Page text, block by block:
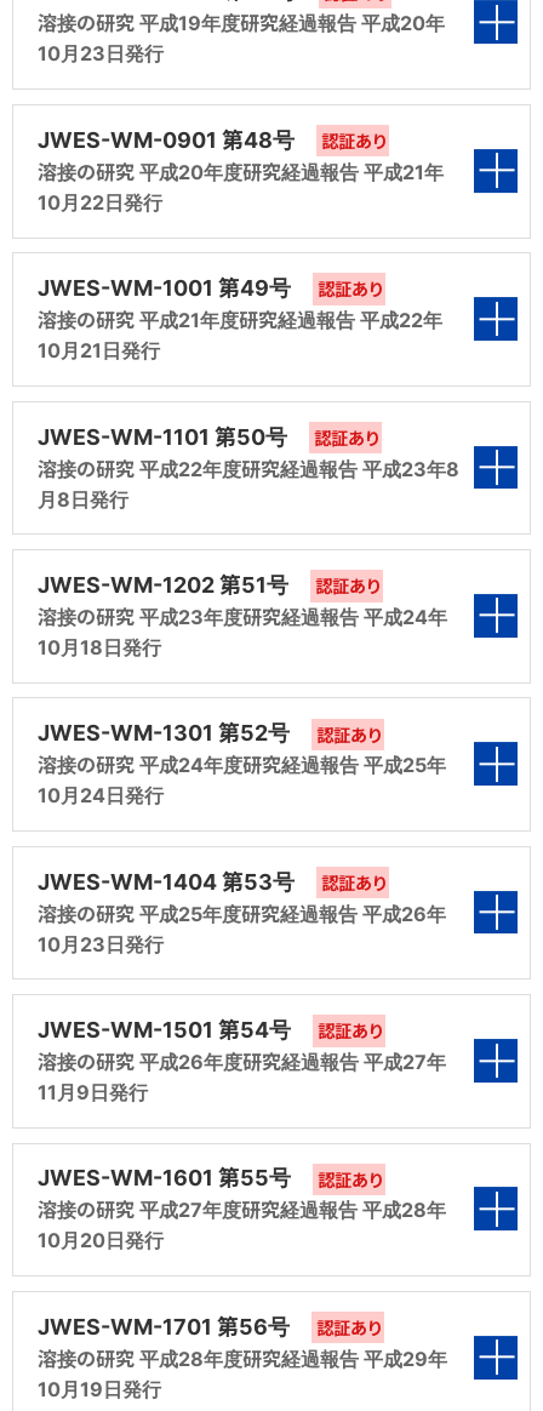
第6編 溶接材料のISO、JIS及びWESへの対応
（平成13年度 規格化第9分科会 報告）
第5編 ステンレス鋼建築構造用溶接材料の検討
（平成14年度 共研第5分科会 報告）
第6編 溶接材料のISO、JIS及びWESへの対応
（平成14年度 規格化第9分科会 報告）
3118）の改正（平成15年度 共研第3分科会 報
告）
第4編 建築構造用溶接材料の検討（平成15年
度 共研第4分科会 報告）
第5編 ステンレス鋼建築構造用溶接材料の検討
（平成15年度 共研第5分科会 報告）
第6編 溶接材料のISO、JIS及びWESへの対応
（平成15年度 規格化第9分科会 報告）
第2編 鋼溶接部の水素量測定方法（JIS Z
3118）の改正（平成16年度 規格化第3分科会
報告）
第3編 建築構造用溶接材料の検討（平成16年
度 共研第4分科会 報告）
第4編 ステンレス鋼フラックス入りワイヤの適用
性調査（平成16年度 共研第5分科会 報告）
第5編 溶接材料のISO、JIS及びWESへの対応
（平成16年度 規格化第9分科会 報告）
（平成17年度 調査第1分科会 報告）
第2編 溶接材料の国際規格適正化調査研究
（平成17年度 調査第2分科会 報告）
第3編 溶接ヒュームに関する研究（平成17年度
調査第3分科会 報告）
性調査（平成17年度 共研第5分科会 報告）
第5編 マグ・ミグ溶接のガスシールドに関する研
究（平成17年度 共研第6分科会 報告）
第6編 溶接材料のISO、JIS及びWESへの対応
（平成17年度 規格化第9分科会 報告）
（平成18年度 調査第1分科会 報告）
第2編 溶接材料の国際規格適正化調査研究
（平成18年度 調査第2分科会 報告）
第3編 溶接ヒュームに関する研究（平成18年度
調査第3分科会 報告）
究（平成18年度 共研第6分科会 報告）
第5編 溶接材料のISO、JIS 及びWES への対応
（平成18年度 規格化第9分科会 報告）
溶接の研究 平成19年度研究経過報告 平成20年
10月23日発行
（平成19年度 調査第1分科会 報告）
第2編 溶接材料の国際規格適正化調査研究
（平成19年度 調査第2分科会 報告）
第3編 溶接ヒュームに関する研究（平成19年度
調査第3分科会 報告）
19年度 調査第4分科会 報告）
第5編 鋼溶接部の水素量測定に関する研究（平
成19年度 共研第5分科会 報告）
第6編 マグ・ミグ溶接のガスシールドに関する研
究（平成19年度 共研第6分科会 報告）
第7編 溶接材料のISO、JIS 及びWESへの対応
（平成19年度 規格化第9分科会 報告）
第8編 エレクトロスラグ溶接金属に関する保有
性能WG（平成19 年度 ESW-WG 報告）
JWES-WM-0901 第48号 認証あり
溶接の研究 平成20年度研究経過報告 平成21年
10月22日発行
（平成20年度 調査第1分科会 報告）
第2編 溶接材料の国際規格適正化調査研究
（平成20年度 調査第2分科会 報告）
第3編 溶接ヒュームに関する研究（平成20年度
調査第3分科会 報告）
成20年度 共研第5分科会 報告）
第5編 溶接材料のISO、JIS 及びWESへの対応
（平成20年度 規格化第9分科会 報告）
第6編 エレクトロスラグ溶接金属に関する保有
性能WG（平成20年度 ESW-WG 報告）
JWES-WM-1001 第49号 認証あり
溶接の研究 平成21年度研究経過報告 平成22年
10月21日発行
（平成21年度 調査第1分科会 報告）
第2編 溶接材料の国際規格適正化調査研究
（平成21年度 調査第2分科会 報告）
第3編 溶接ヒュームに関する研究（平成21年度
調査第3分科会 報告）
に関する調査（平成21年度 調査第4分科会 報
告）
第5編 鋼溶接部の水素量測定に関する研究（平
成21年度 調査第5分科会 報告）
第6編 溶接材料のISO、JIS 及びWES への対応
（平成21年度 規格化第9分科会 報告）
第7編 エレクトロスラグ溶接金属に関する保有
性能WG（平成21年度 ESW-WG 報告）
JWES-WM-1101 第50号 認証あり
溶接の研究 平成22年度研究経過報告 平成23年8
月8日発行
（平成22年度 調査第1分科会 報告）
第2編 溶接材料のISO国際規格への対応（平成
22年度 調査第2分科会 報告）
第3編 溶接ヒュームに関する研究（平成22年度
調査第3分科会 報告）
に関する調査（平成22年度 調査第4分科会 報
告）
第5編 「ガス工作物技術基準の省令-解釈例別
添」改正への対応（平成22年度 共研第7分科
会 報告）
第6編 溶接材料のISO、JIS 及びWES への対応
JWES-WM-1202 第51号 認証あり
溶接の研究 平成23年度研究経過報告 平成24年
10月18日発行
（平成23年度 調査第1分科会 報告）
第2編 溶接材料の国際規格適正化調査研究
（平成23年度 調査第2分科会 報告）
第3編 溶接ヒュームに関する研究（平成23年度
調査第3分科会 報告）
1993）に関する研究（平成23年度 共研第5分
科会 報告）
第5編 「ガス工作物技術基準の省令-解釈例別
JWES-WM-1301 第52号 認証あり
溶接の研究 平成24年度研究経過報告 平成25年
10月24日発行
（平成24年度 調査第1分科会 報告）
第2編 鉄連-鉄建協共研への参画（平成24年度
共研第4分科会 報告）
第3編 y 型溶接割れ試験法案（JIS Z 3158：
1993）に関する研究（平成24年度 共研第5分
科会 報告）
JWES-WM-1404 第53号 認証あり
溶接の研究 平成25年度研究経過報告 平成26年
10月23日発行
第1編 溶接材料の国際規格適正化調査研究
（平成25年度 調査第1分科会 報告）
第2編 鉄連-鉄建協共研への参画（平成25年度
JWES-WM-1501 第54号 認証あり
溶接の研究 平成26年度研究経過報告 平成27年
11月9日発行
JWES-WM-1601 第55号 認証あり
溶接の研究 平成27年度研究経過報告 平成28年
10月20日発行
JWES-WM-1701 第56号 認証あり
溶接の研究 平成28年度研究経過報告 平成29年
10月19日発行